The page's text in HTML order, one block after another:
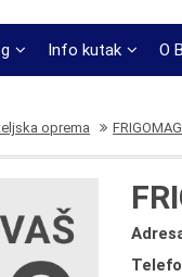
Info kutak O
oprema